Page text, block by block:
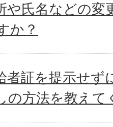
や氏名などの変
か？
者証を提示せず
の方法を教えて